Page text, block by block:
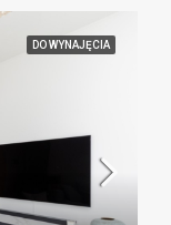
DO WYNAJĘCIA